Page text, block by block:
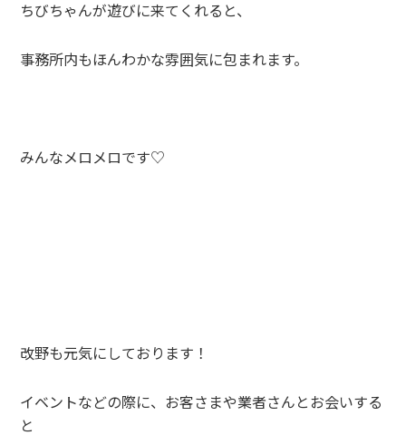
ちびちゃんが遊びに来てくれると、
事務所内もほんわかな雰囲気に包まれます。
みんなメロメロです♡
改野も元気にしております！
イベントなどの際に、お客さまや業者さんとお会いする
と